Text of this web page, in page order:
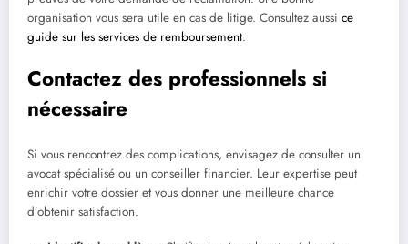
organisation vous sera utile en cas de litige. Consultez aussi ce
guide sur les services de remboursement.
Contactez des professionnels si
nécessaire
Si vous rencontrez des complications, envisagez de consulter un
avocat spécialisé ou un conseiller financier. Leur expertise peut
enrichir votre dossier et vous donner une meilleure chance
d’obtenir satisfaction.